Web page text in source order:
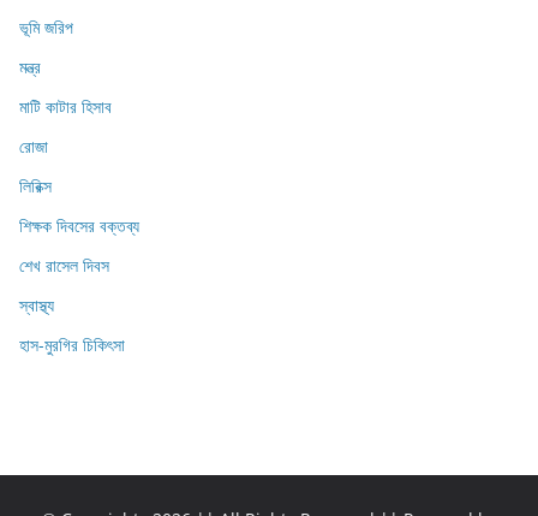
ভূমি জরিপ
মন্ত্র
মাটি কাটার হিসাব
রোজা
লিরিক্স
শিক্ষক দিবসের বক্তব্য
শেখ রাসেল দিবস
স্বাস্থ্য
হাস-মুরগির চিকিৎসা